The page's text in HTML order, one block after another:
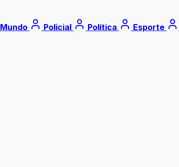
Mundo Policial Política Esporte